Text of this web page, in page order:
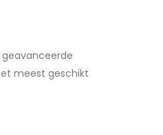
meest geschikt